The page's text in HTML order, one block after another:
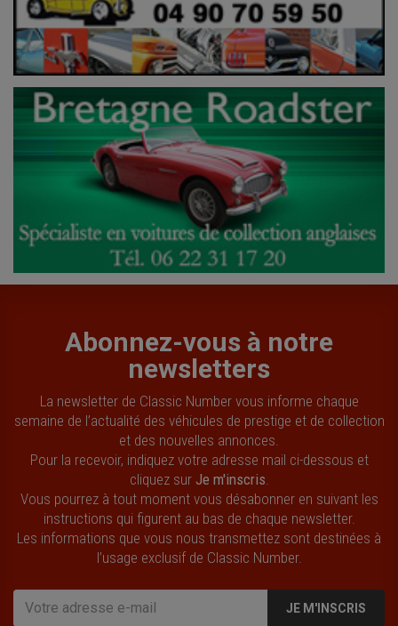
Abonnez-vous à notre
newsletters
La newsletter de Classic Number vous informe chaque
semaine de l’actualité des véhicules de prestige et de collection
et des nouvelles annonces.
Pour la recevoir, indiquez votre adresse mail ci-dessous et
cliquez sur Je m'inscris
Vous pourrez à tout moment vous désabonner en suivant les
instructions qui figurent au bas de chaque newsletter.
Les informations que vous nous transmettez sont destinées à
l’usage exclusif de Classic Number.
JE M'INSCRIS